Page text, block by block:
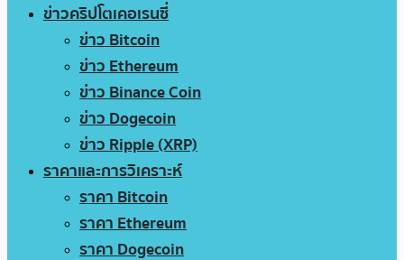
ข่าวคริปโตเคอเรนซี่
ข่าว Bitcoin
ข่าว Ethereum
ข่าว Binance Coin
ข่าว Dogecoin
ข่าว Ripple (XRP)
ราคาและการวิเคราะห์
ราคา Bitcoin
ราคา Ethereum
ราคา Dogecoin